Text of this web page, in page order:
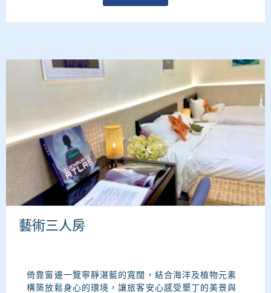
藝術三人房
倚靠窗邊一覽寧靜湛藍的寬闊，結合海洋及植物元素
構築放鬆身心的環境，讓旅客安心感受墾丁的美景與